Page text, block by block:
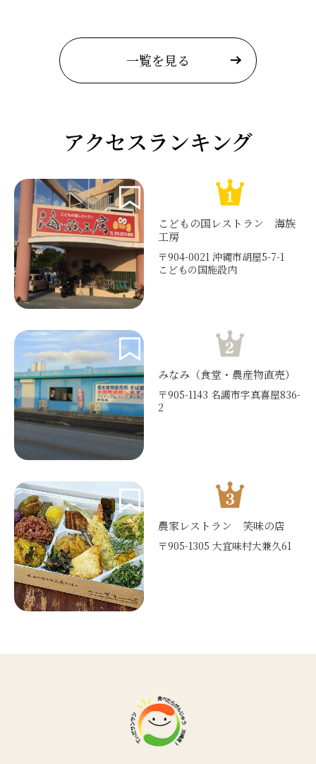
一覧を見る
アクセスランキング
こどもの国レストラン 海族
工房
〒904-0021 沖縄市胡屋5-7-1
こどもの国施設内
みなみ（食堂・農産物直売）
〒905-1143 名護市字真喜屋836-
2
農家レストラン 笑味の店
〒905-1305 大宜味村大兼久61